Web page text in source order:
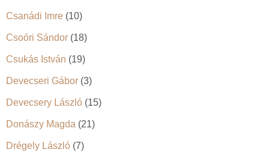
Csanádi Imre (10)
Csoóri Sándor (18)
Csukás István (19)
Devecseri Gábor (3)
Devecsery László (15)
Donászy Magda (21)
Drégely László (7)